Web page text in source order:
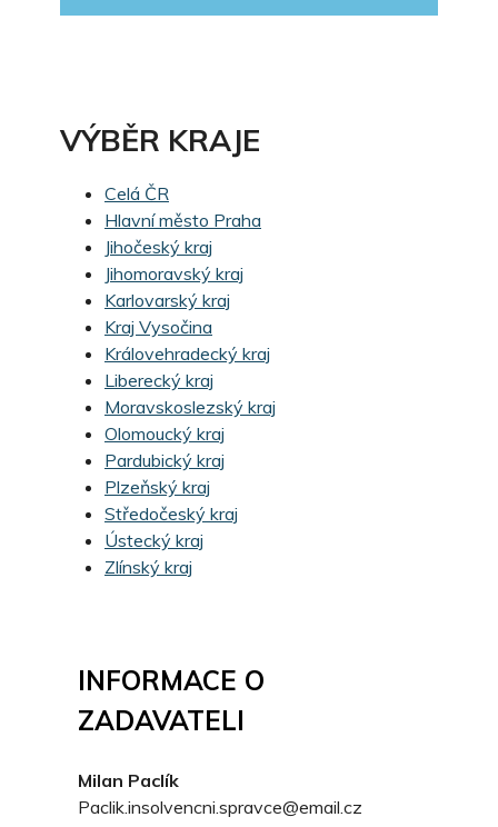
VÝBĚR KRAJE
Celá ČR
Hlavní město Praha
Jihočeský kraj
Jihomoravský kraj
Karlovarský kraj
Kraj Vysočina
Královehradecký kraj
Liberecký kraj
Moravskoslezský kraj
Olomoucký kraj
Pardubický kraj
Plzeňský kraj
Středočeský kraj
Ústecký kraj
Zlínský kraj
INFORMACE O
ZADAVATELI
Milan Paclík
Paclik.insolvencni.spravce@email.cz